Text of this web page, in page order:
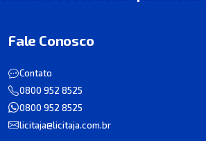
Fale Conosco
Contato
0800 952 8525
0800 952 8525
licitaja@licitaja.com.br